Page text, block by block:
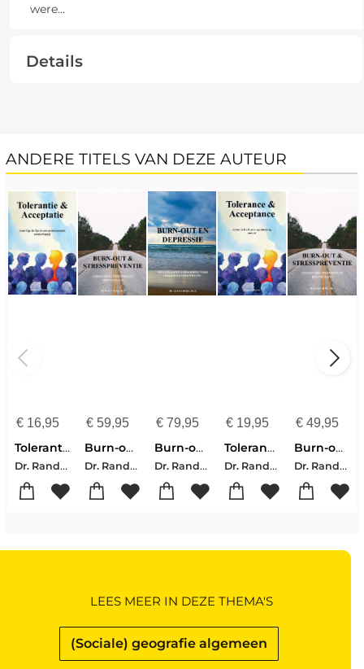
were...
Details
ANDERE TITELS VAN DEZE AUTEUR
€16,95
Tolerantie & Acceptatie
Dr. Randy Roso, Ph.D.
€59,95
Burn-out en Stresspreventie
Dr. Randy Roso, Ph.D.
€ 79,95
Burn-out en Depressie
Dr. Randy Roso, Ph.D.
€ 19,95
Tolerance & Acceptance
Dr. Randy Roso, Ph.D.
€ 49,95
Burn-out en Stresspreventie
Dr. Randy Roso, Ph.D.
(Sociale) geografie algemeen
LEES MEER IN DEZE THEMA'S